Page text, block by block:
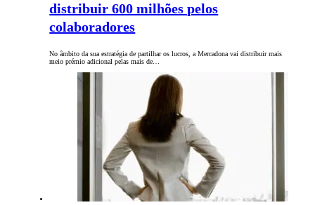
distribuir 600 milhões pelos
colaboradores
No âmbito da sua estratégia de partilhar os lucros, a Mercadona vai distribuir mais
meio prémio adicional pelas mais de…